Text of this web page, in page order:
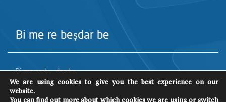
Bi me re beşdar be
Bi me re beşdar be
We are using cookies to give you the best experience on our
website.